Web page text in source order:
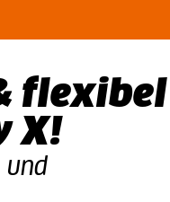
flexibel
X!
und